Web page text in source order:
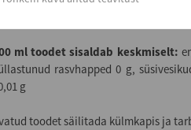
stevioolglükosiidid, taimseekstraktid
ml toodet sisaldab keskmiselt:
rasvhapped 0 g,
g
toodet säilitada külmkapis ja